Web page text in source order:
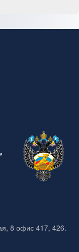
8 офис 417, 426.